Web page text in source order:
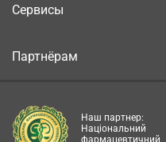
Сервисы
Партнёрам
Наш партнер:
Національний
фармацевтичний